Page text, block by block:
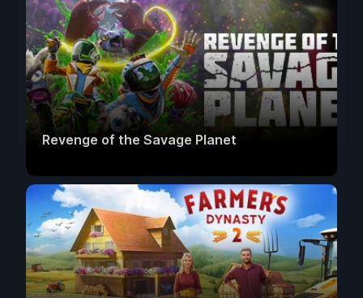
Revenge of the Savage Planet